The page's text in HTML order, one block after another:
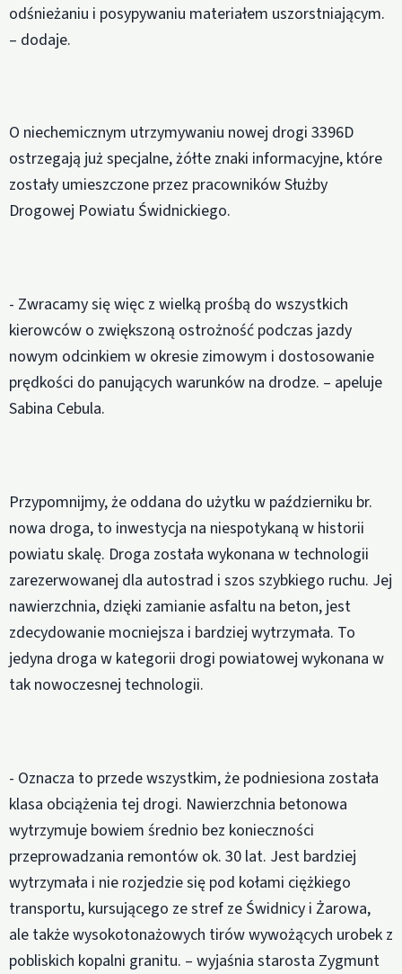
odśnieżaniu i posypywaniu materiałem uszorstniającym.
– dodaje.
O niechemicznym utrzymywaniu nowej drogi 3396D
ostrzegają już specjalne, żółte znaki informacyjne, które
zostały umieszczone przez pracowników Służby
Drogowej Powiatu Świdnickiego.
- Zwracamy się więc z wielką prośbą do wszystkich
kierowców o zwiększoną ostrożność podczas jazdy
nowym odcinkiem w okresie zimowym i dostosowanie
prędkości do panujących warunków na drodze. – apeluje
Sabina Cebula.
Przypomnijmy, że oddana do użytku w październiku br.
nowa droga, to inwestycja na niespotykaną w historii
powiatu skalę. Droga została wykonana w technologii
zarezerwowanej dla autostrad i szos szybkiego ruchu. Jej
nawierzchnia, dzięki zamianie asfaltu na beton, jest
zdecydowanie mocniejsza i bardziej wytrzymała. To
jedyna droga w kategorii drogi powiatowej wykonana w
tak nowoczesnej technologii.
- Oznacza to przede wszystkim, że podniesiona została
klasa obciążenia tej drogi. Nawierzchnia betonowa
wytrzymuje bowiem średnio bez konieczności
przeprowadzania remontów ok. 30 lat. Jest bardziej
wytrzymała i nie rozjedzie się pod kołami ciężkiego
transportu, kursującego ze stref ze Świdnicy i Żarowa,
ale także wysokotonażowych tirów wywożących urobek z
pobliskich kopalni granitu. – wyjaśnia starosta Zygmunt